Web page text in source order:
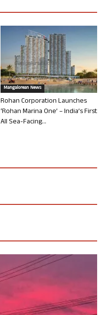
Mangalorean News
Rohan Corporation Launches
‘Rohan Marina One’ – India’s First
All Sea-Facing...